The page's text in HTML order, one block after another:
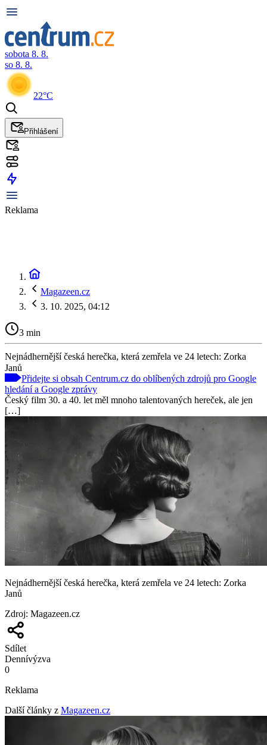
sobota 8. 8.
so 8. 8.
22°C
Přihlášení
Reklama
Magazeen.cz
3. 10. 2025, 04:12
3 min
Nejnádhernější česká herečka, která zemřela ve 24 letech: Zorka
Janů
Přidejte si obsah Centrum.cz do oblíbených zdrojů pro Google
hledání a Google zprávy
Český film 30. a 40. let měl mnoho talentovaných hereček, ale jen
[…]
Nejnádhernější česká herečka, která zemřela ve 24 letech: Zorka
Janů
Zdroj: Magazeen.cz
Sdílet
Dennívýzva
0
Reklama
Další články z Magazeen.cz